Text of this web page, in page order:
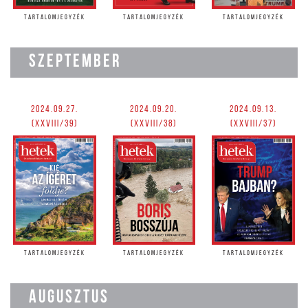
TARTALOMJEGYZÉK TARTALOMJEGYZÉK TARTALOMJEGYZÉK
SZEPTEMBER
2024.09.27.
(XXVIII/39)
TARTALOMJEGYZÉK
2024.09.20.
(XXVIII/38)
TARTALOMJEGYZÉK
2024.09.13.
(XXVIII/37)
TARTALOMJEGYZÉK
AUGUSZTUS